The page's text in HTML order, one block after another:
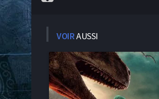
VOIRAUSSI